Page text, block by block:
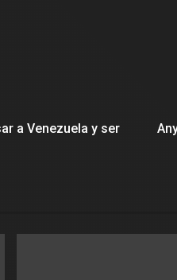
a Venezuela y ser